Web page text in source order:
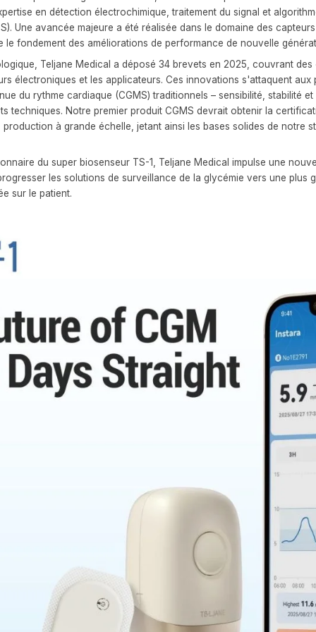
en détection électrochimique, traitement du signal et
Une avancée majeure a été réalisée dans le domaine des
le fondement des améliorations de performance de nouvelle
Teljane Medical a déposé 34 brevets en 2025, couvrant
électroniques et les applicateurs. Ces innovations s'attaquent aux
du rythme cardiaque (CGMS) traditionnels – sensibilité, stabilité
techniques. Notre premier produit CGMS devrait obtenir la
à grande échelle, jetant ainsi les bases solides de notre
du super biosenseur TS-1, Teljane Medical impulse une
les solutions de surveillance de la glycémie vers une plus
sur le patient.